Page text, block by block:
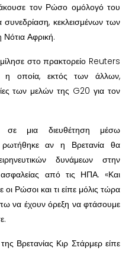
τον Ρώσο ομόλογό του
συνεδρίαση, κεκλεισμένων των
Αφρική.
στο πρακτορείο Reuters
η οποία, εκτός των άλλων,
των μελών της G20 για τον
σε μια διευθέτηση μέσω
ρωτήθηκε αν η Βρετανία θα
δυνάμεων στην
ασφαλείας από τις ΗΠΑ. «Και
Ρώσοι και τι είπε μόλις τώρα
να έχουν όρεξη να φτάσουμε
Βρετανίας Κιρ Στάρμερ είπε